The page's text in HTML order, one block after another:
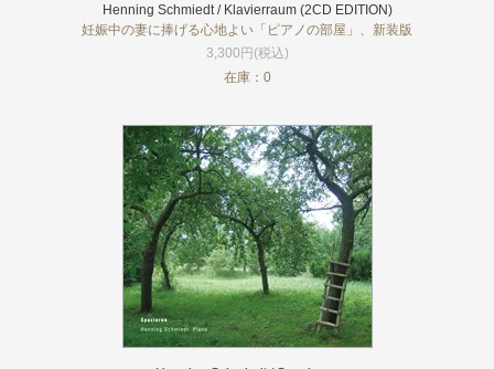
Henning Schmiedt / Klavierraum (2CD EDITION)
妊娠中の妻に捧げる心地よい「ピアノの部屋」、新装版
3,300円(税込)
在庫：0